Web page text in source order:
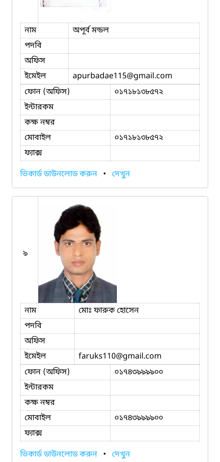
নাম
অপূর্ব মন্ডল
পদবি
অফিস
ইমেইল
apurbadae115@gmail.com
ফোন (অফিস)
০১৭১৮১৩৮৫৭২
ইন্টারকম
কক্ষ নম্বর
মোবাইল
০১৭১৮১৩৮৫৭২
ফ্যাক্স
ভিকার্ড ডাউনলোড করুন • দেখুন
৯
নাম
মোঃ ফারুক হোসেন
পদবি
অফিস
ইমেইল
faruks110@gmail.com
ফোন (অফিস)
০১৭৪৩৯৯৯৯০০
ইন্টারকম
কক্ষ নম্বর
মোবাইল
০১৭৪৩৯৯৯৯০০
ফ্যাক্স
ভিকার্ড ডাউনলোড করুন • দেখুন